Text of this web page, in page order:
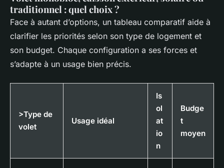
traditionnel : quel choix ?
Face à autant d’options, un tableau comparatif aide à
clarifier les priorités selon son type de logement et
son budget. Chaque configuration a ses forces et
s’adapte à un usage bien précis.
>Type de
volet
Usage idéal
Is
ol
at
io
n
Budge
t
moyen